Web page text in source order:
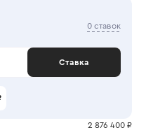
0 ставок
Ставка
2 876 400 ₽